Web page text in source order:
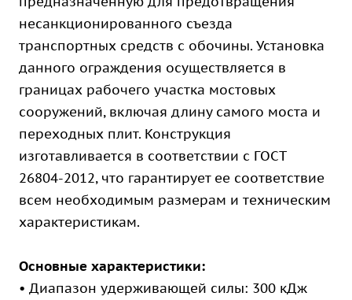
несанкционированного съезда
транспортных средств с обочины. Установка
данного ограждения осуществляется в
границах рабочего участка мостовых
сооружений, включая длину самого моста и
переходных плит. Конструкция
изготавливается в соответствии с ГОСТ
26804-2012, что гарантирует ее соответствие
всем необходимым размерам и техническим
характеристикам.
Основные характеристики:
• Диапазон удерживающей силы: 300 кДж